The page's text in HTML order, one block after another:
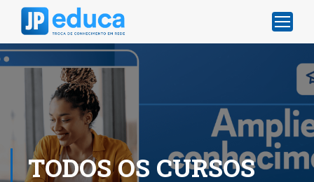
TODOS OS CURSOS